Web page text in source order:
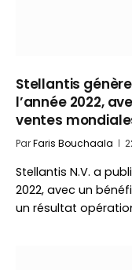
Stellantis
l’année 2022,
ventes
ParFaris Bouchaala
Stellantis N.V. a
2022, avec un
un résultat